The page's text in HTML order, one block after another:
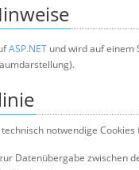
ASP.NET und wird auf einem
notwendige Cookies
Datenübergabe zwischen